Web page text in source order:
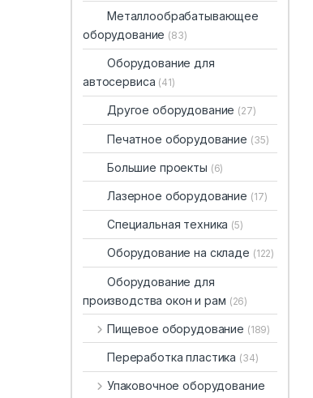
Металлообрабатывающее
оборудование (83)
Оборудование для
автосервиса (41)
Другое оборудование (27)
Печатное оборудование (35)
Большие проекты (6)
Лазерное оборудование (17)
Специальная техника (5)
Оборудование на складе (122)
Оборудование для
производства окон и рам (26)
Пищевое оборудование (189)
Переработка пластика (34)
Упаковочное оборудование